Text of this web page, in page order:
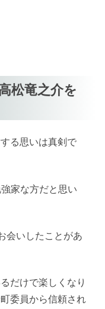
松竜之介を
る思いは真剣で
家な方だと思い
会いしたことがあ
だけで楽しくなり
委員から信頼され